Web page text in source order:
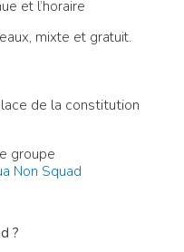
et l’horaire
mixte et gratuit.
de la constitution
groupe
Non Squad
?